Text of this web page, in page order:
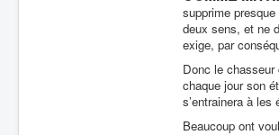
supprime
deux sens, et ne
exige, par
Donc le chasseur
chaque jour son
s’entrainera à les
Beaucoup ont